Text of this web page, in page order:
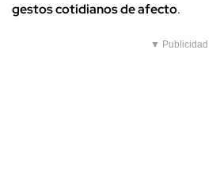
gestos cotidianos de afecto.
▼ Publicidad